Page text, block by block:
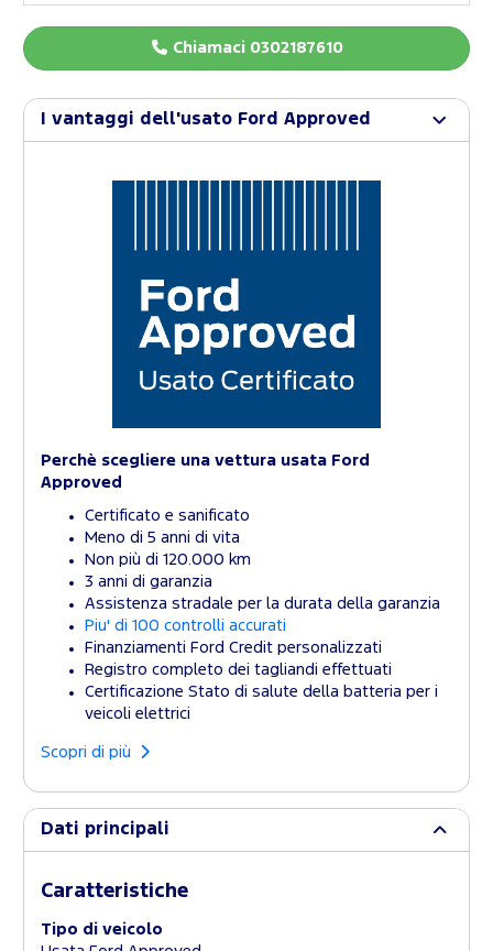
Chiamaci 0302187610
I vantaggi dell'usato Ford Approved
Perchè scegliere una vettura usata Ford
Approved
Certificato e sanificato
Meno di 5 anni di vita
Non più di 120.000 km
3 anni di garanzia
Assistenza stradale per la durata della garanzia
Piu' di 100 controlli accurati
Finanziamenti Ford Credit personalizzati
Registro completo dei tagliandi effettuati
Certificazione Stato di salute della batteria per i
veicoli elettrici
Scopri di più
Dati principali
Caratteristiche
Tipo di veicolo